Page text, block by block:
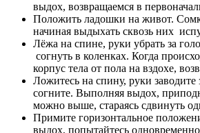
выдох, возвращаемся в
Положить ладошки на живот.
начиная выдыхать сквозь них
Лёжа на спине, руки убрать за
согнуть в коленках. Когда
корпус тела от пола на вздохе,
Ложитесь на спину, руки заводите
согните. Выполняя выдох,
можно выше, стараясь сдвинуть
Примите горизонтальное
выдох, попытайтесь